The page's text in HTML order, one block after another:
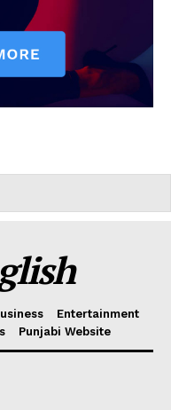
Entertainment
Punjabi Website